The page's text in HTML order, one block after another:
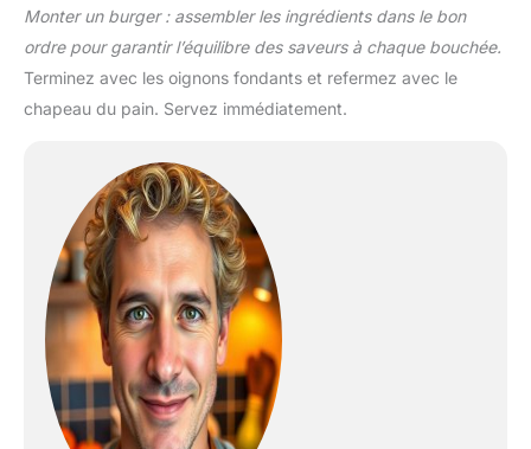
Monter un burger : assembler les ingrédients dans le bon
ordre pour garantir l’équilibre des saveurs à chaque bouchée.
Terminez avec les oignons fondants et refermez avec le
chapeau du pain. Servez immédiatement.